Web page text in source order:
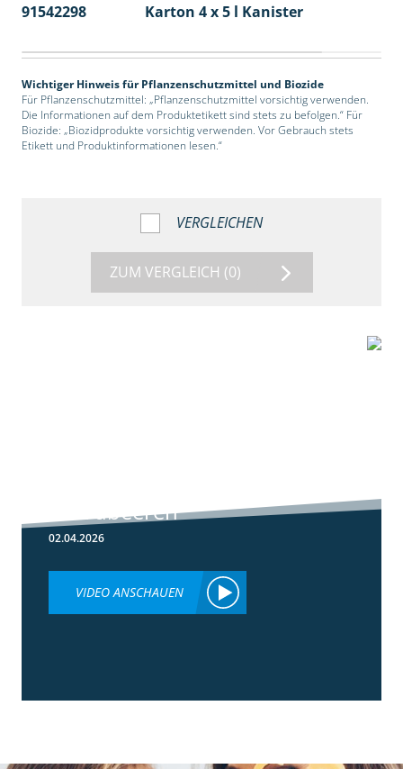
91542298 Karton 4 x 5 l Kanister
Wichtiger Hinweis für Pflanzenschutzmittel und Biozide
Für Pflanzenschutzmittel: „Pflanzenschutzmittel vorsichtig verwenden.
Die Informationen auf dem Produktetikett sind stets zu befolgen.“ Für
Biozide: „Biozidprodukte vorsichtig verwenden. Vor Gebrauch stets
Etikett und Produktinformationen lesen.“
VERGLEICHEN
ZUM VERGLEICH (0)
in Erdbeeren
02.04.2026
VIDEO ANSCHAUEN